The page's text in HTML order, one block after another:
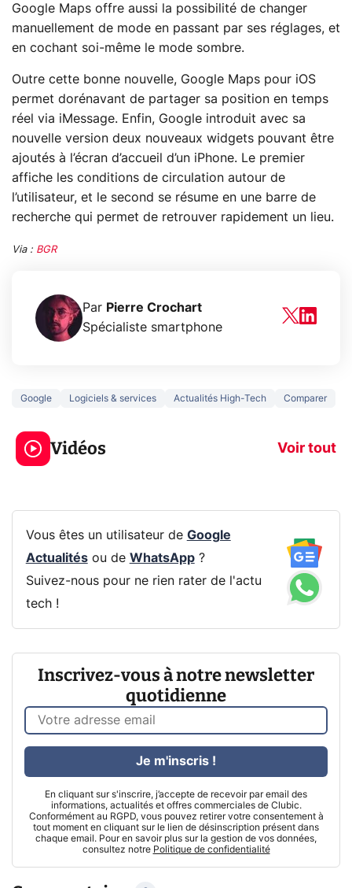
Google Maps offre aussi la possibilité de changer
manuellement de mode en passant par ses réglages, et
en cochant soi-même le mode sombre.
Outre cette bonne nouvelle, Google Maps pour iOS
permet dorénavant de partager sa position en temps
réel via iMessage. Enfin, Google introduit avec sa
nouvelle version deux nouveaux widgets pouvant être
ajoutés à l’écran d’accueil d’un iPhone. Le premier
affiche les conditions de circulation autour de
l’utilisateur, et le second se résume en une barre de
recherche qui permet de retrouver rapidement un lieu.
Via : BGR
Par Pierre Crochart
Spécialiste smartphone
Google Logiciels & services Actualités High-Tech Comparer
Vidéos Voir tout
5 générations de
jeux dans la
prochaine Xbox !
Ce que vous
navigation
Vous êtes un utilisateur de Google
Actualitésou de WhatsApp?
Suivez-nous pour ne rien rater de l'actu
tech !
Inscrivez-vous à notre newsletter
quotidienne
En cliquant sur s'inscrire, j’accepte de recevoir par email des
informations, actualités et offres commerciales de Clubic.
Conformément au RGPD, vous pouvez retirer votre consentement à
tout moment en cliquant sur le lien de désinscription présent dans
chaque email. Pour en savoir plus sur la gestion de vos données,
consultez notre Politique de confidentialité
Je m'inscris !